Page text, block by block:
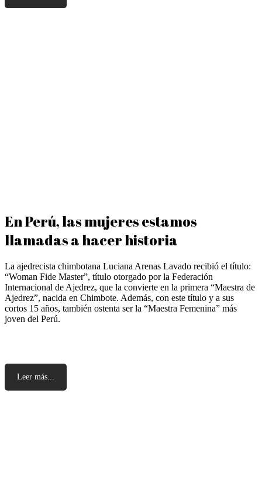
En Perú, las mujeres estamos
llamadas a hacer historia
La ajedrecista chimbotana Luciana Arenas Lavado recibió el título:
“Woman Fide Master”, título otorgado por la Federación
Internacional de Ajedrez, que la convierte en la primera “Maestra de
Ajedrez”, nacida en Chimbote. Además, con este título y a sus
cortos 15 años, también ostenta ser la “Maestra Femenina” más
joven del Perú.
Leer más...